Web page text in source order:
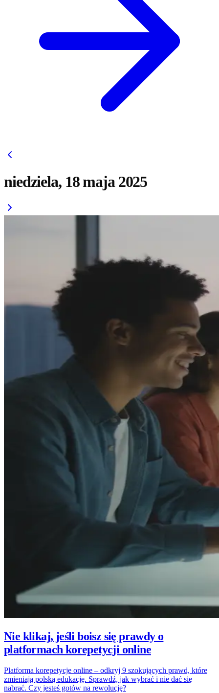
niedziela, 18 maja 2025
Nie klikaj, jeśli boisz się prawdy o
platformach korepetycji online
Platforma korepetycje online – odkryj 9 szokujących prawd, które
zmieniają polską edukację. Sprawdź, jak wybrać i nie dać się
nabrać. Czy jesteś gotów na rewolucję?